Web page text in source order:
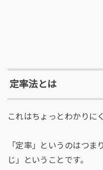
定率法とは
これはちょっとわかりに
「定率」というのはつま
じ」ということです。